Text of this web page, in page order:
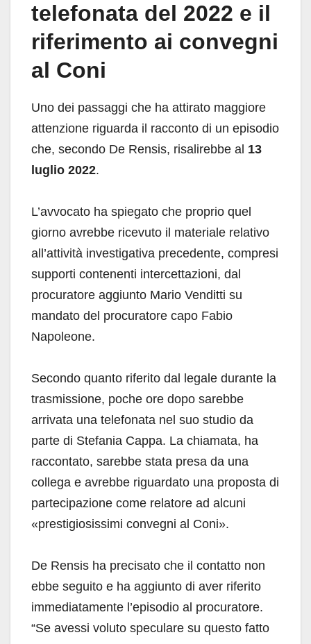
telefonata del 2022 e il
riferimento ai convegni
al Coni
Uno dei passaggi che ha attirato maggiore
attenzione riguarda il racconto di un episodio
che, secondo De Rensis, risalirebbe al 13
luglio 2022.
L’avvocato ha spiegato che proprio quel
giorno avrebbe ricevuto il materiale relativo
all’attività investigativa precedente, compresi
supporti contenenti intercettazioni, dal
procuratore aggiunto Mario Venditti su
mandato del procuratore capo Fabio
Napoleone.
Secondo quanto riferito dal legale durante la
trasmissione, poche ore dopo sarebbe
arrivata una telefonata nel suo studio da
parte di Stefania Cappa. La chiamata, ha
raccontato, sarebbe stata presa da una
collega e avrebbe riguardato una proposta di
partecipazione come relatore ad alcuni
«prestigiosissimi convegni al Coni».
De Rensis ha precisato che il contatto non
ebbe seguito e ha aggiunto di aver riferito
immediatamente l’episodio al procuratore.
“Se avessi voluto speculare su questo fatto